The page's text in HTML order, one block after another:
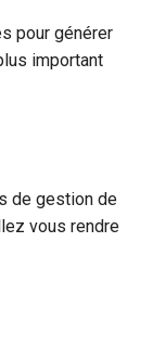
pour générer
important
de gestion de
vous rendre